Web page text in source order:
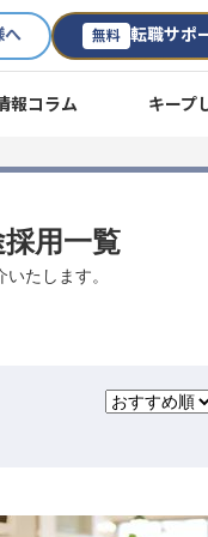
へ 無料 転職サポ
報コラム キープ
用一覧
たします。